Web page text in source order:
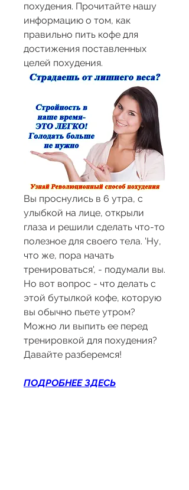
похудения. Прочитайте нашу
информацию о том, как
правильно пить кофе для
достижения поставленных
целей похудения.
Вы проснулись в 6 утра, с
улыбкой на лице, открыли
глаза и решили сделать что-то
полезное для своего тела. 'Ну,
что же, пора начать
тренироваться', - подумали вы.
Но вот вопрос - что делать с
этой бутылкой кофе, которую
вы обычно пьете утром?
Можно ли выпить ее перед
тренировкой для похудения?
Давайте разберемся!
ПОДРОБНЕЕ ЗДЕСЬ